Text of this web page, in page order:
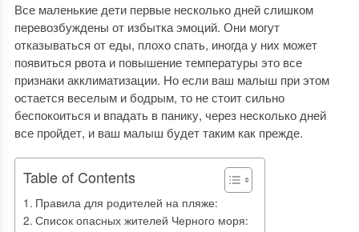
Все маленькие дети первые несколько дней слишком
перевозбуждены от избытка эмоций. Они могут
отказываться от еды, плохо спать, иногда у них может
появиться рвота и повышение температуры это все
признаки акклиматизации. Но если ваш малыш при этом
остается веселым и бодрым, то не стоит сильно
беспокоиться и впадать в панику, через несколько дней
все пройдет, и ваш малыш будет таким как прежде.
Table of Contents
Правила для родителей на пляже:
Список опасных жителей Черного моря: